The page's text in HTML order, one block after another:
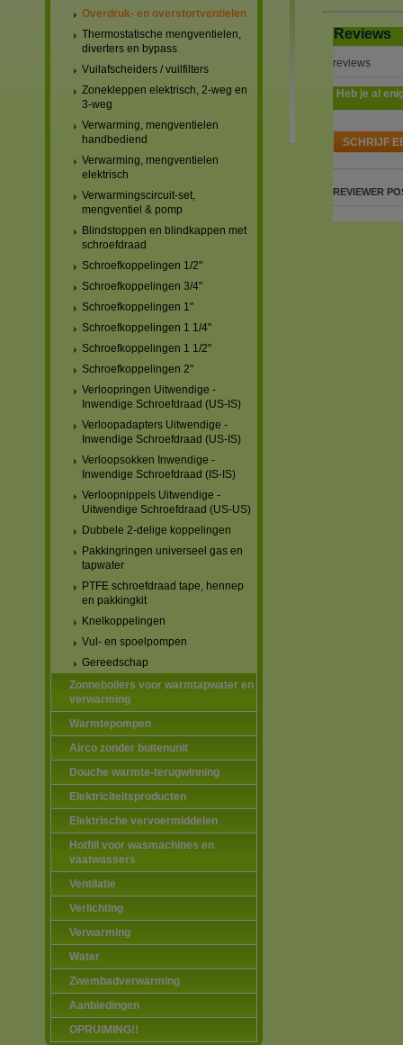
Overdruk- en overstortventielen
Thermostatische mengventielen,
diverters en bypass
Vuilafscheiders / vuilfilters
Zonekleppen elektrisch, 2-weg en
3-weg
Verwarming, mengventielen
handbediend
Verwarming, mengventielen
elektrisch
Verwarmingscircuit-set,
mengventiel & pomp
Blindstoppen en blindkappen met
schroefdraad
Schroefkoppelingen 1/2"
Schroefkoppelingen 3/4"
Schroefkoppelingen 1"
Schroefkoppelingen 1 1/4"
Schroefkoppelingen 1 1/2"
Schroefkoppelingen 2"
Verloopringen Uitwendige -
Inwendige Schroefdraad (US-IS)
Verloopadapters Uitwendige -
Inwendige Schroefdraad (US-IS)
Verloopsokken Inwendige -
Inwendige Schroefdraad (IS-IS)
Verloopnippels Uitwendige -
Uitwendige Schroefdraad (US-US)
Dubbele 2-delige koppelingen
Pakkingringen universeel gas en
tapwater
PTFE schroefdraad tape, hennep
en pakkingkit
Knelkoppelingen
Vul- en spoelpompen
Gereedschap
Zonneboilers voor warmtapwater en
verwarming
Warmtepompen
Airco zonder buitenunit
Douche warmte-terugwinning
Elektriciteitsproducten
Elektrische vervoermiddelen
Hotfill voor wasmachines en
vaatwassers
Ventilatie
Verlichting
Verwarming
Water
Zwembadverwarming
Aanbiedingen
OPRUIMING!!
Reviews
reviews
Heb je al
SCHRIJF
REVIEWER